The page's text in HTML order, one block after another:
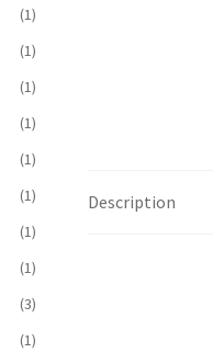
Description
(1)
(1)
(1)
(1)
(1)
(1)
(1)
(1)
(3)
(1)